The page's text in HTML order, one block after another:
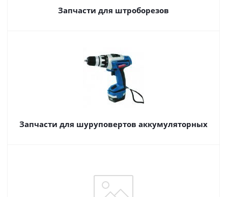
Запчасти для штроборезов
Запчасти для шуруповертов аккумуляторных